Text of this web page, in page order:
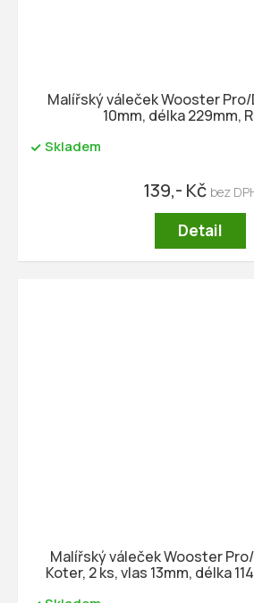
Malířský váleček Wooster Pro/
10mm, délka 229mm,
Skladem
139,- Kč
Detail
Malířský váleček Wooster
Koter, 2 ks, vlas 13mm, délka